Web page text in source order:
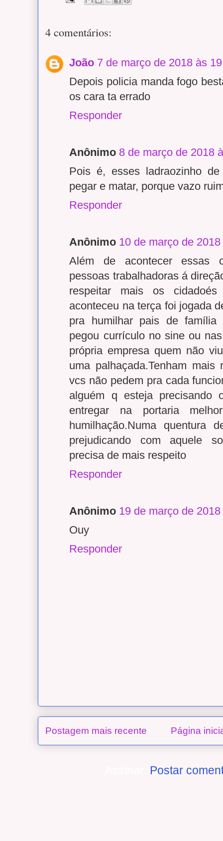
4 comentários:
João 7 de março de 2018 às
Depois policia manda fogo
os cara ta errado
Responder
Anônimo 8 de março de 2018
Pois é, esses ladraozinho
pegar e matar, porque vazo
Responder
Anônimo 10 de março de
Além de acontecer essas
pessoas trabalhadoras á
respeitar mais os
aconteceu na terça foi jogada
pra humilhar pais de família
pegou currículo no sine ou
própria empresa quem não
uma palhaçada.Tenham
vcs não pedem pra cada
alguém q esteja precisando
entregar na portaria
humilhação.Numa quentura
prejudicando com aquele
precisa de mais respeito
Responder
Anônimo 19 de março de
Ouy
Responder
Postagem mais recente Página
Postar